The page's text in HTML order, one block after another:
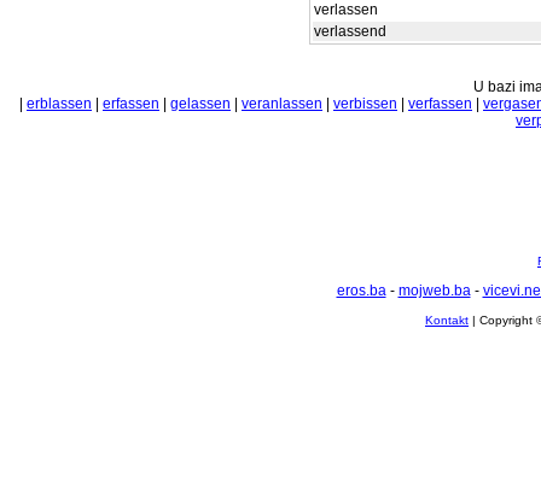
verlassen
verlassend
U bazi
erblassen erfassen gelassen veranlassen verbissen verfassen
eros.ba- mojweb.ba-
Kontakt | Copyright